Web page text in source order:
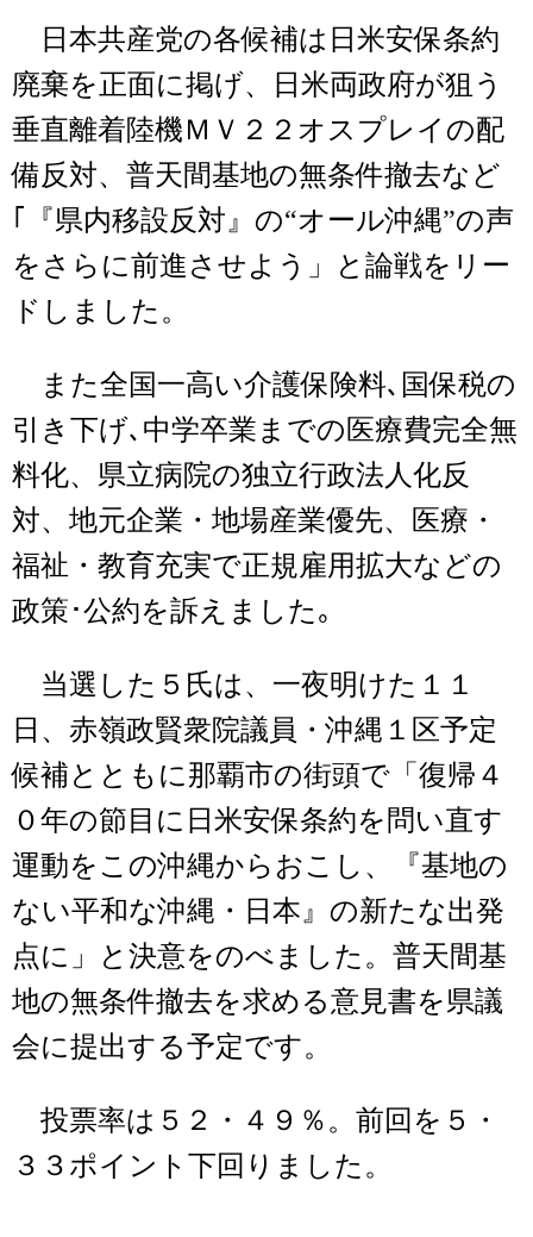
日本共産党の各候補は日米安保条約
廃棄を正面に掲げ、日米両政府が狙う
垂直離着陸機ＭＶ２２オスプレイの配
備反対、普天間基地の無条件撤去など
｢『県内移設反対』の“オール沖縄”の声
をさらに前進させよう」と論戦をリー
ドしました。
また全国一高い介護保険料､国保税の
引き下げ､中学卒業までの医療費完全無
料化、県立病院の独立行政法人化反
対、地元企業・地場産業優先、医療・
福祉・教育充実で正規雇用拡大などの
政策･公約を訴えました｡
当選した５氏は、一夜明けた１１
日、赤嶺政賢衆院議員・沖縄１区予定
候補とともに那覇市の街頭で「復帰４
０年の節目に日米安保条約を問い直す
運動をこの沖縄からおこし、『基地の
ない平和な沖縄・日本』の新たな出発
点に」と決意をのべました。普天間基
地の無条件撤去を求める意見書を県議
会に提出する予定です。
投票率は５２・４９％。前回を５・
３３ポイント下回りました。